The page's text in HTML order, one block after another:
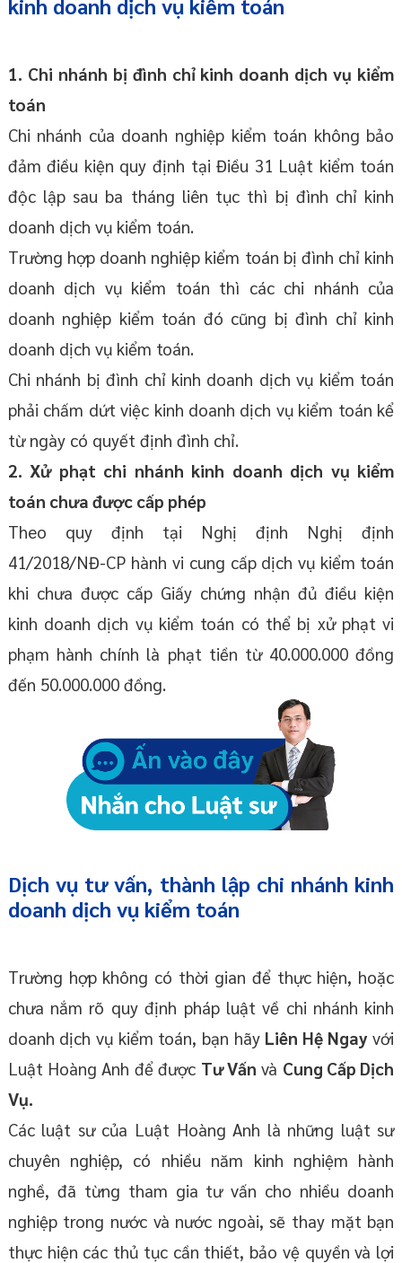
kinh doanh dịch vụ kiểm toán
1. Chi nhánh bị đình chỉ kinh doanh dịch vụ kiểm
toán
Chi nhánh của doanh nghiệp kiểm toán không bảo
đảm điều kiện quy định tại Điều 31 Luật kiểm toán
độc lập sau ba tháng liên tục thì bị đình chỉ kinh
doanh dịch vụ kiểm toán.
Trường hợp doanh nghiệp kiểm toán bị đình chỉ kinh
doanh dịch vụ kiểm toán thì các chi nhánh của
doanh nghiệp kiểm toán đó cũng bị đình chỉ kinh
doanh dịch vụ kiểm toán.
Chi nhánh bị đình chỉ kinh doanh dịch vụ kiểm toán
phải chấm dứt việc kinh doanh dịch vụ kiểm toán kể
từ ngày có quyết định đình chỉ.
2. Xử phạt chi nhánh kinh doanh dịch vụ kiểm
toán chưa được cấp phép
Theo quy định tại Nghị định Nghị định
41/2018/NĐ-CP hành vi cung cấp dịch vụ kiểm toán
khi chưa được cấp Giấy chứng nhận đủ điều kiện
kinh doanh dịch vụ kiểm toán có thể bị xử phạt vi
phạm hành chính là phạt tiền từ 40.000.000 đồng
đến 50.000.000 đồng.
Dịch vụ tư vấn, thành lập chi nhánh kinh
doanh dịch vụ kiểm toán
Trường hợp không có thời gian để thực hiện, hoặc
chưa nắm rõ quy định pháp luật về chi nhánh kinh
doanh dịch vụ kiểm toán, bạn hãy Liên Hệ Ngay với
Luật Hoàng Anh để được Tư Vấn và Cung Cấp Dịch
Vụ.
Các luật sư của Luật Hoàng Anh là những luật sư
chuyên nghiệp, có nhiều năm kinh nghiệm hành
nghề, đã từng tham gia tư vấn cho nhiều doanh
nghiệp trong nước và nước ngoài, sẽ thay mặt bạn
thực hiện các thủ tục cần thiết, bảo vệ quyền và lợi